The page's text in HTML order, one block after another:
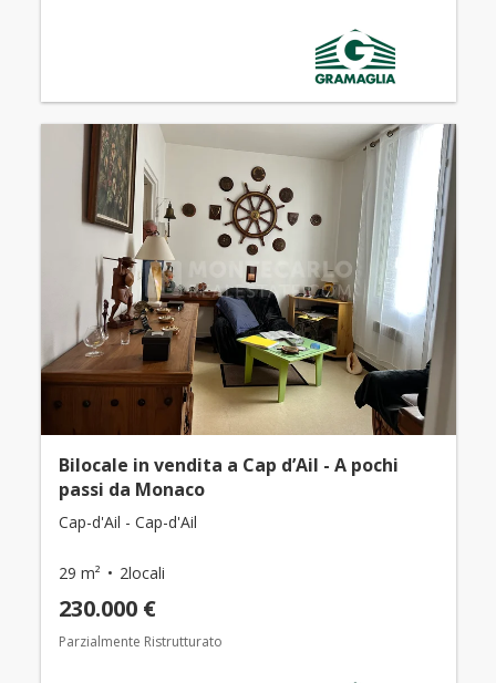
Bilocale in vendita a Cap d’Ail - A pochi
passi da Monaco
Cap-d'Ail - Cap-d'Ail
29 m² 2locali
230.000 €
Parzialmente Ristrutturato